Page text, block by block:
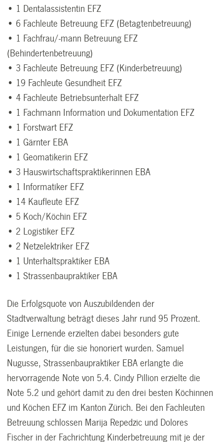
• 1 Dentalassistentin EFZ
• 6 Fachleute Betreuung EFZ (Betagtenbetreuung)
• 1 Fachfrau/-mann Betreuung EFZ
(Behindertenbetreuung)
• 3 Fachleute Betreuung EFZ (Kinderbetreuung)
• 19 Fachleute Gesundheit EFZ
• 4 Fachleute Betriebsunterhalt EFZ
• 1 Fachmann Information und Dokumentation EFZ
• 1 Forstwart EFZ
• 1 Gärnter EBA
• 1 Geomatikerin EFZ
• 3 Hauswirtschaftspraktikerinnen EBA
• 1 Informatiker EFZ
• 14 Kaufleute EFZ
• 5 Koch/Köchin EFZ
• 2 Logistiker EFZ
• 2 Netzelektriker EFZ
• 1 Unterhaltspraktiker EBA
• 1 Strassenbaupraktiker EBA
Die Erfolgsquote von Auszubildenden der
Stadtverwaltung beträgt dieses Jahr rund 95 Prozent.
Einige Lernende erzielten dabei besonders gute
Leistungen, für die sie honoriert wurden. Samuel
Nugusse, Strassenbaupraktiker EBA erlangte die
hervorragende Note von 5.4. Cindy Pillion erzielte die
Note 5.2 und gehört damit zu den drei besten Köchinnen
und Köchen EFZ im Kanton Zürich. Bei den Fachleuten
Betreuung schlossen Marija Repedzic und Dolores
Fischer in der Fachrichtung Kinderbetreuung mit je der